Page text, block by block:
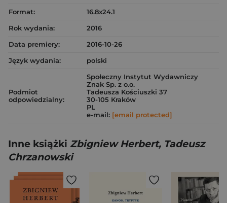
Format:
16.8x24.1
Rok wydania:
2016
Data premiery:
2016-10-26
Język wydania:
polski
Podmiot
odpowiedzialny:
Społeczny Instytut Wydawniczy
Znak Sp. z o.o.
Tadeusza Kościuszki 37
30-105 Kraków
PL
e-mail: [email protected]
Inne książki Zbigniew Herbert, Tadeusz
Chrzanowski